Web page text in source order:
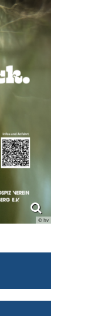
© hv